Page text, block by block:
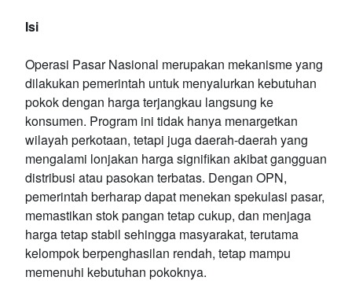
Isi
Operasi Pasar Nasional merupakan mekanisme yang
dilakukan pemerintah untuk menyalurkan kebutuhan
pokok dengan harga terjangkau langsung ke
konsumen. Program ini tidak hanya menargetkan
wilayah perkotaan, tetapi juga daerah-daerah yang
mengalami lonjakan harga signifikan akibat gangguan
distribusi atau pasokan terbatas. Dengan OPN,
pemerintah berharap dapat menekan spekulasi pasar,
memastikan stok pangan tetap cukup, dan menjaga
harga tetap stabil sehingga masyarakat, terutama
kelompok berpenghasilan rendah, tetap mampu
memenuhi kebutuhan pokoknya.